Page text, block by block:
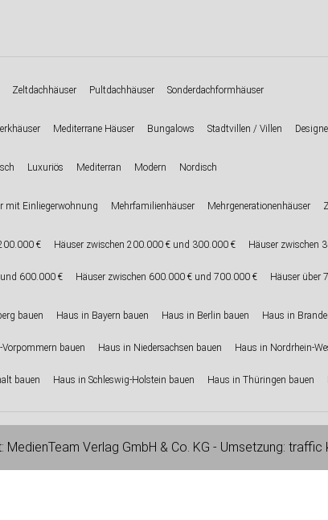
Zeltdachhäuser Pultdachhäuser Sonderdachformhäuser
Mediterrane Häuser Bungalows Stadtvillen / Villen
Luxuriös Mediterran Modern Nordisch
mit Einliegerwohnung Mehrfamilienhäuser Mehrgenerationenhäuser
€ Häuser zwischen 200.000 € und 300.000 € Häuser zwischen
600.000 € Häuser zwischen 600.000 € und 700.000 € Häuser über
bauen Haus in Bayern bauen Haus in Berlin bauen Haus in
bauen Haus in Niedersachsen bauen Haus in Nordrhein-
bauen Haus in Schleswig-Holstein bauen Haus in Thüringen bauen
MedienTeam Verlag GmbH & Co. KG - Umsetzung: traffic